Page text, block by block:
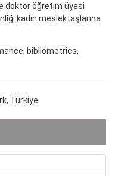
doktor öğretim üyesi
kadın meslektaşlarına
bibliometrics,
Türkiye